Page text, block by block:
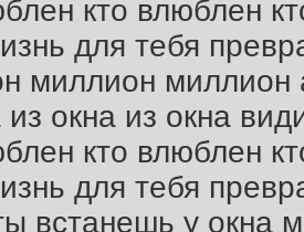
кто влюблен
для тебя
миллион миллион
из окна из окна
кто влюблен
для тебя
встанешь у окна